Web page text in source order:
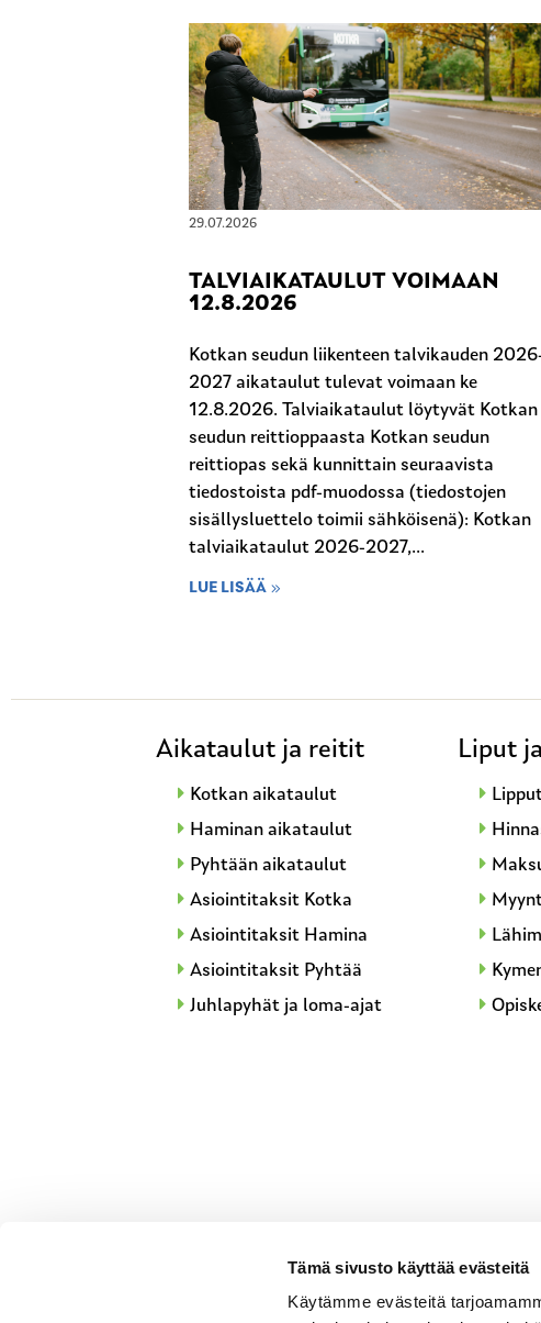
Tämä sivusto käyttää evästeitä
Käytämme evästeitä
29.07.2026
TALVIAIKATAULUT VOIMAAN
12.8.2026
Kotkan seudun liikenteen talvikauden
2027 aikataulut tulevat voimaan ke
12.8.2026. Talviaikataulut löytyvät Kotkan
seudun reittioppaasta Kotkan seudun
reittiopas sekä kunnittain seuraavista
tiedostoista pdf-muodossa (tiedostojen
sisällysluettelo toimii sähköisenä): Kotkan
talviaikataulut 2026-2027,...
LUE LISÄÄ
Aikataulut ja reitit
Kotkan aikataulut
Haminan aikataulut
Pyhtään aikataulut
Asiointitaksit Kotka
Asiointitaksit Hamina
Asiointitaksit Pyhtää
Juhlapyhät ja loma-ajat
Liput